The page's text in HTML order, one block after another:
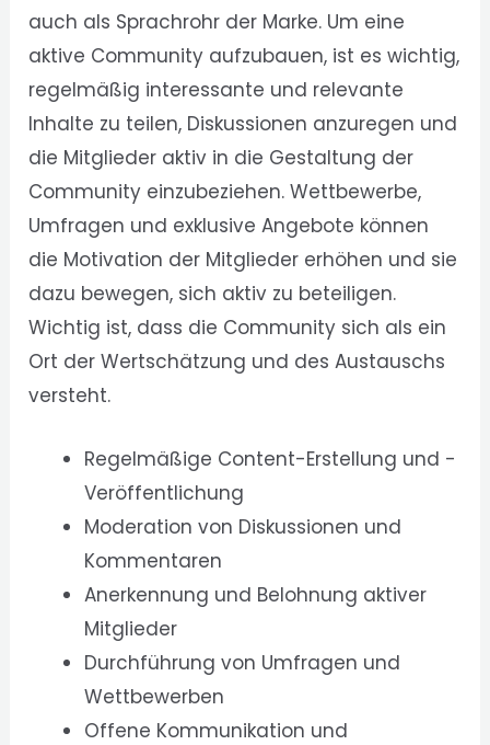
auch als Sprachrohr der Marke. Um eine
aktive Community aufzubauen, ist es wichtig,
regelmäßig interessante und relevante
Inhalte zu teilen, Diskussionen anzuregen und
die Mitglieder aktiv in die Gestaltung der
Community einzubeziehen. Wettbewerbe,
Umfragen und exklusive Angebote können
die Motivation der Mitglieder erhöhen und sie
dazu bewegen, sich aktiv zu beteiligen.
Wichtig ist, dass die Community sich als ein
Ort der Wertschätzung und des Austauschs
versteht.
Regelmäßige Content-Erstellung und -
Veröffentlichung
Moderation von Diskussionen und
Kommentaren
Anerkennung und Belohnung aktiver
Mitglieder
Durchführung von Umfragen und
Wettbewerben
Offene Kommunikation und